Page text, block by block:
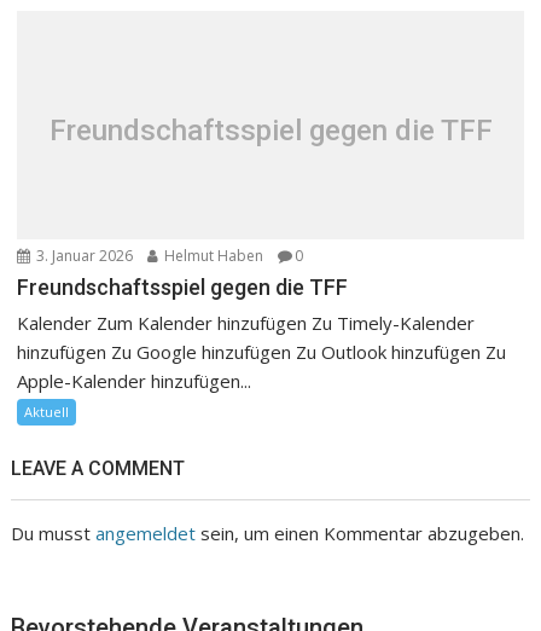
Freundschaftsspiel gegen die TFF
3. Januar 2026 Helmut Haben 0
Freundschaftsspiel gegen die TFF
Kalender Zum Kalender hinzufügen Zu Timely-Kalender
hinzufügen Zu Google hinzufügen Zu Outlook hinzufügen Zu
Apple-Kalender hinzufügen...
Aktuell
LEAVE A COMMENT
Du musstangemeldet sein, um einen Kommentar abzugeben.